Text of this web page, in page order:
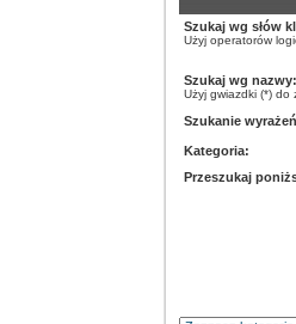
Szukaj wg słów
Użyj operatorów
Szukaj wg nazwy:
Użyj gwiazdki (*) do
Szukanie
Kategoria:
Przeszukaj